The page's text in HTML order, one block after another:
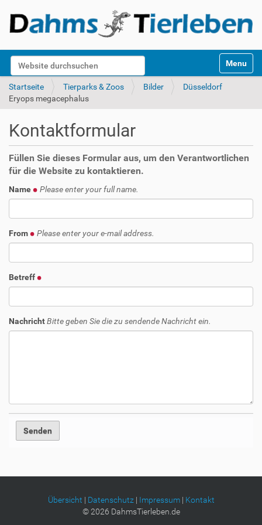
Website durchsuchen
k
Toggle
Startseite Tierparks & Zoos Bilder
Düsseldorf
Eryops megacephalus
Kontaktformular
Füllen Sie dieses Formular aus, um den Verantwortlichen
für die Website zu kontaktieren.
Name Please enter your full name.
From Please enter your e-mail address.
Betreff
NachrichtBitte geben Sie die zu sendende Nachricht ein.
Übersicht | Datenschutz| Impressum| Kontakt
©2026 DahmsTierleben.de